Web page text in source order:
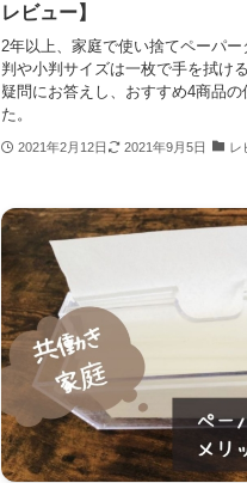
レビュー】
2年以上、家庭で使い捨てペーパ
判や小判サイズは一枚で手を拭け
疑問にお答えし、おすすめ4商品
た。
2021年2月12日 2021年9月5日 レ